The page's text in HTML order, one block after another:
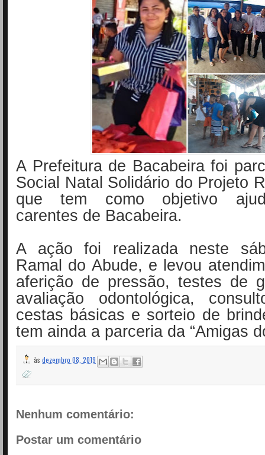
A Prefeitura de Bacabeira foi
Social Natal Solidário do Projeto
que tem como objetivo
carentes de Bacabeira.
A ação foi realizada neste
Ramal do Abude, e levou
aferição de pressão, testes de
avaliação odontológica,
cestas básicas e sorteio de
tem ainda a parceria da “Amigas
às dezembro 08, 2019
Nenhum comentário:
Postar um comentário